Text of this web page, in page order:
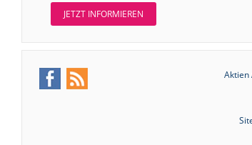
JETZT INFORMIEREN
Aktien